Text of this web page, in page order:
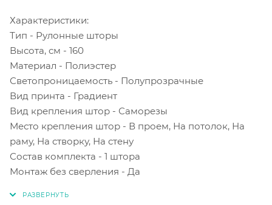
Характеристики:
Тип - Рулонные шторы
Высота, см - 160
Материал - Полиэстер
Светопроницаемость - Полупрозрачные
Вид принта - Градиент
Вид крепления штор - Саморезы
Место крепления штор - В проем, На потолок, На
раму, На створку, На стену
Состав комплекта - 1 штора
Монтаж без сверления - Да